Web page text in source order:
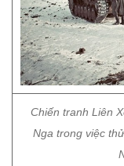
Chiến tranh Liên
Nga trong việc